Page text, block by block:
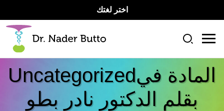
اختر لغتك
المادة فيUncategorized
بقلم الدكتور نادر بطو